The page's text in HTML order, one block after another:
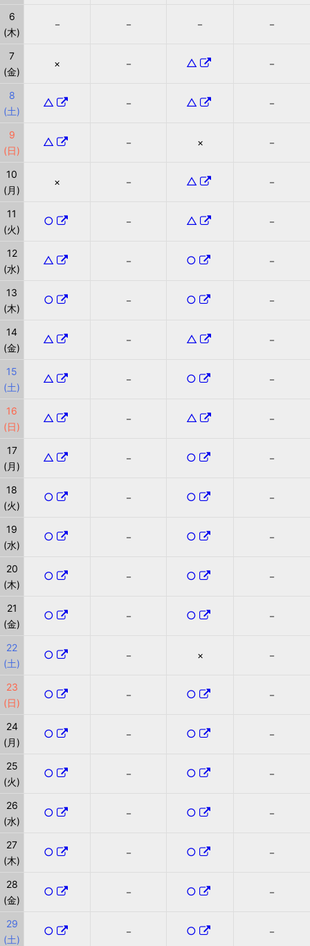
6
(木)
－ － － －
7
(金)
× － △ －
8
(土)
△ － △ －
9
(日)
△ － × －
10
(月)
× － △ －
11
(火)
○ － △ －
12
(水)
△ － ○ －
13
(木)
○ － ○ －
14
(金)
△ － △ －
15
(土)
△ － ○ －
16
(日)
△ － △ －
17
(月)
△ － ○ －
18
(火)
○ － ○ －
19
(水)
○ － ○ －
20
(木)
○ － ○ －
21
(金)
○ － ○ －
22
(土)
○ － × －
23
(日)
○ － ○ －
24
(月)
○ － ○ －
25
(火)
○ － ○ －
26
(水)
○ － ○ －
27
(木)
○ － ○ －
28
(金)
○ － ○ －
29
(土)
○ － ○ －